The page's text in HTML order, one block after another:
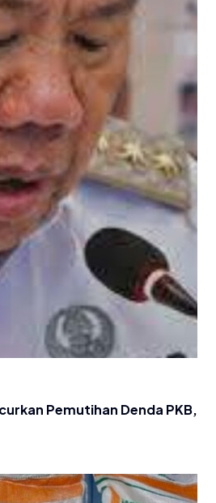
Pemutihan Denda PKB,